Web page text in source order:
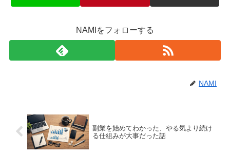
NAMIをフォローする
NAMI
副業を始めてわかった、やる気より続け
る仕組みが大事だった話